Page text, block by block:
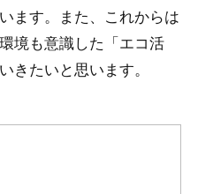
ます。また、これからは
境も意識した「エコ活
きたいと思います。